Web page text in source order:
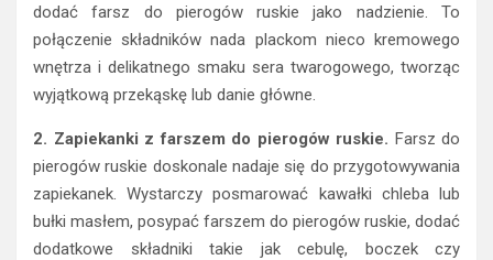
dodać farsz do pierogów ruskie jako nadzienie. To
połączenie składników nada plackom nieco kremowego
wnętrza i delikatnego smaku sera twarogowego, tworząc
wyjątkową przekąskę lub danie główne.
2. Zapiekanki z farszem do pierogów ruskie. Farsz do
pierogów ruskie doskonale nadaje się do przygotowywania
zapiekanek. Wystarczy posmarować kawałki chleba lub
bułki masłem, posypać farszem do pierogów ruskie, dodać
dodatkowe składniki takie jak cebulę, boczek czy